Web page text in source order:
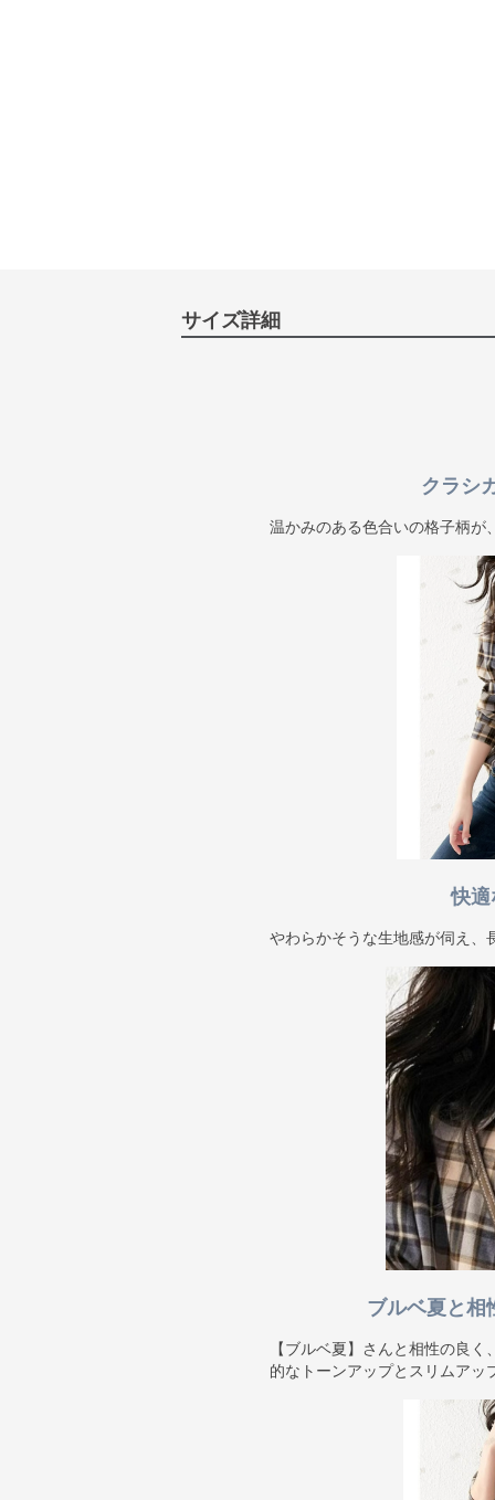
サイズ詳細
クラシ
温かみのある色合いの格子柄が
快適
やわらかそうな生地感が伺え、
ブルベ夏と相
【ブルベ夏】さんと相性の良
的なトーンアップとスリムア